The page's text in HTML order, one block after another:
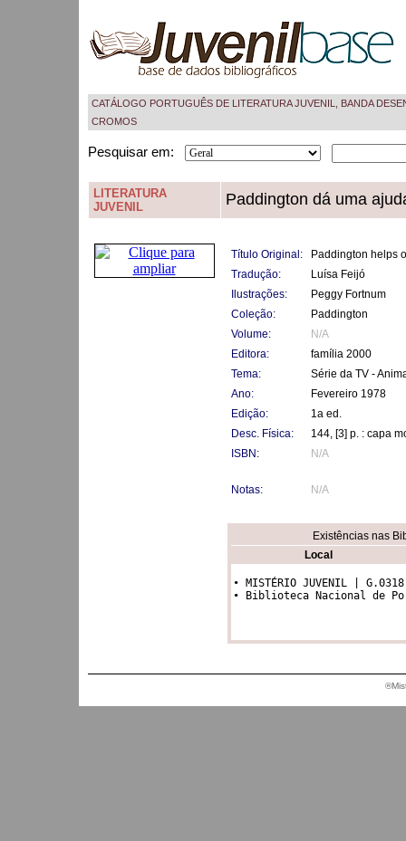
CATÁLOGO PORTUGUÊS DE LITERATURA JUVENIL, BANDA
CROMOS
Pesquisar em:
LITERATURA
JUVENIL
Paddington dá uma
Título Original:
Paddington helps
Tradução:
Luísa Feijó
Ilustrações:
Peggy Fortnum
Coleção:
Paddington
Volume:
N/A
Editora:
família 2000
Tema:
Série da TV -
Ano:
Fevereiro 1978
Edição:
1a ed.
Desc. Física:
144, [3] p. : capa
ISBN:
N/A
Notas: N/A
Existências nas
Local
• MISTÉRIO JUVENIL | G.0318
• Biblioteca Nacional de